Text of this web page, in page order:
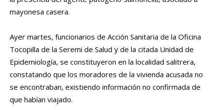
mayonesa casera.
Ayer martes, funcionarios de Acción Sanitaria de la Oficina
Tocopilla de la Seremi de Salud y de la citada Unidad de
Epidemiología, se constituyeron en la localidad salitrera,
constatando que los moradores de la vivienda acusada no
se encontraban, existiendo información no confirmada de
que habían viajado.